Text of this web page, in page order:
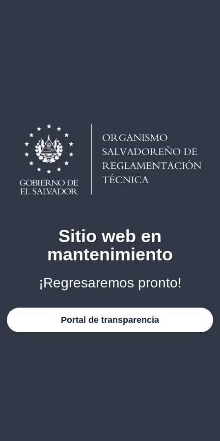
Sitio web en
mantenimiento
¡Regresaremos pronto!
Portal de transparencia